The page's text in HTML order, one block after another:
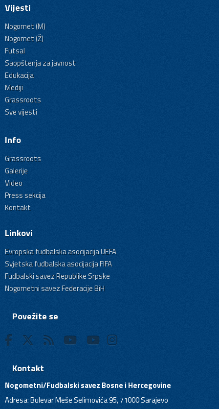
Vijesti
Nogomet (M)
Nogomet (Ž)
Futsal
Saopštenja za javnost
Edukacija
Mediji
Grassroots
Sve vijesti
Info
Grassroots
Galerije
Video
Press sekcija
Kontakt
Linkovi
Evropska fudbalska asocijacija UEFA
Svjetska fudbalska asocijacija FIFA
Fudbalski savez Republike Srpske
Nogometni savez Federacije BiH
Povežite se
Kontakt
Nogometni/Fudbalski savez Bosne i Hercegovine
Adresa: Bulevar Meše Selimovića 95, 71000 Sarajevo